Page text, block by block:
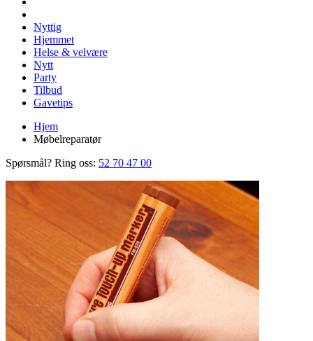
Nyttig
Hjemmet
Helse & velvære
Nytt
Party
Tilbud
Gavetips
Hjem
Møbelreparatør
Spørsmål? Ring oss: 52 70 47 00